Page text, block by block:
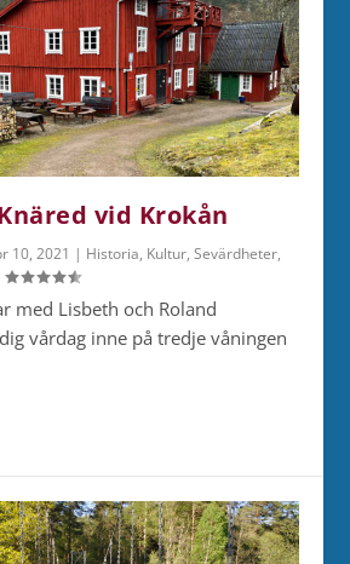
vid Krokån
10, 2021 | Historia, Kultur,Sevärdheter,
med Lisbeth och Roland
vårdag inne på tredje våningen